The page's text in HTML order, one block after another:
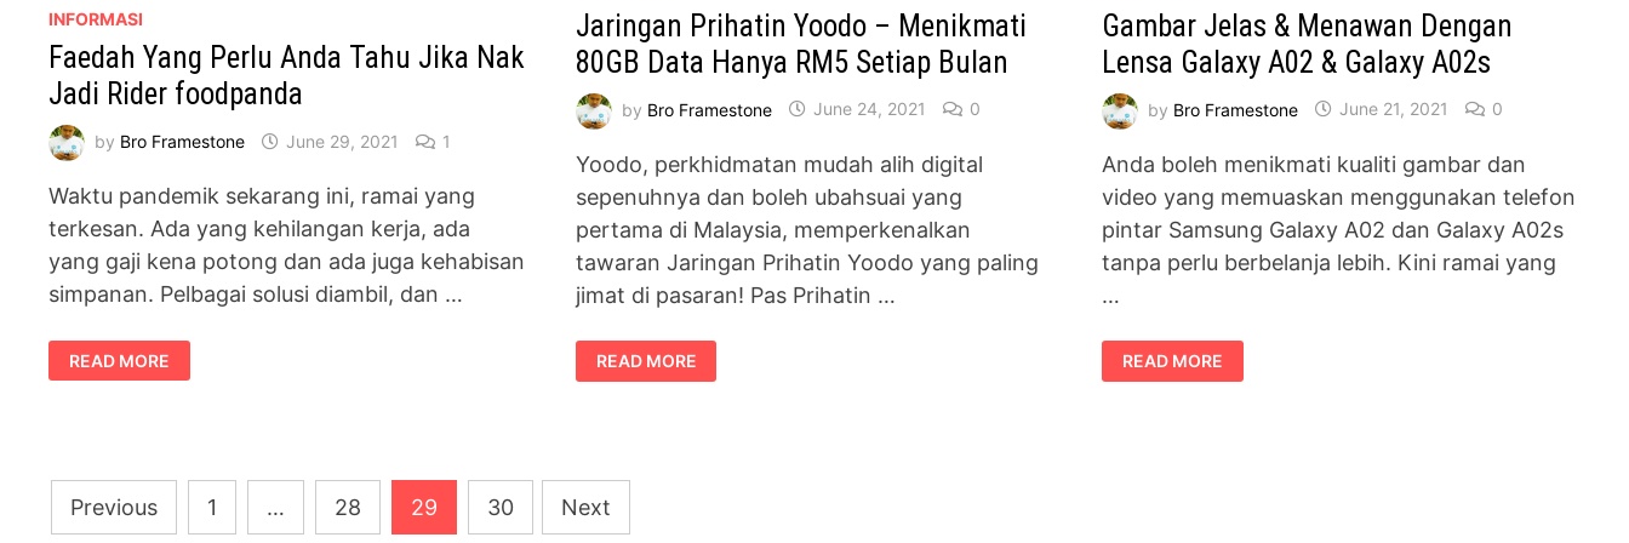
INFORMASI
Faedah Yang Perlu Anda Tahu Jika Nak
Jadi Rider foodpanda
by Bro Framestone June 29, 2021 1
Waktu pandemik sekarang ini, ramai yang
terkesan. Ada yang kehilangan kerja, ada
yang gaji kena potong dan ada juga kehabisan
simpanan. Pelbagai solusi diambil, dan …
FAEDAH
YANG
PERLU
RIDER
FOODPANDA
READ MORE
Jaringan Prihatin Yoodo – Menikmati
80GB Data Hanya RM5 Setiap Bulan
by Bro Framestone June 24, 2021 0
Yoodo, perkhidmatan mudah alih digital
sepenuhnya dan boleh ubahsuai yang
pertama di Malaysia, memperkenalkan
tawaran Jaringan Prihatin Yoodo yang paling
jimat di pasaran! Pas Prihatin …
JARINGAN
PRIHATIN
YOODO
RM5
SETIAP
BULAN
READ MORE
Gambar Jelas & Menawan Dengan
Lensa Galaxy A02 & Galaxy A02s
by Bro Framestone June 21, 2021 0
Anda boleh menikmati kualiti gambar dan
video yang memuaskan menggunakan telefon
pintar Samsung Galaxy A02 dan Galaxy A02s
tanpa perlu berbelanja lebih. Kini ramai yang
…
GAMBAR
JELAS
&
READ MORE
Posts
Previous 1 … 28 29 30 Next